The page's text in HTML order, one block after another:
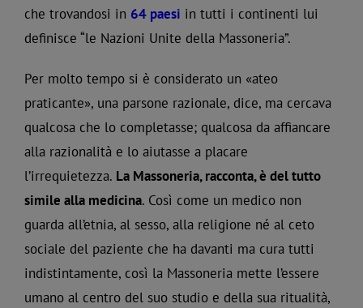
che trovandosi in 64 paesi in tutti i continenti lui
definisce “le Nazioni Unite della Massoneria”.
Per molto tempo si è considerato un «ateo
praticante», una parsone razionale, dice, ma cercava
qualcosa che lo completasse; qualcosa da affiancare
alla razionalità e lo aiutasse a placare
l’irrequietezza. La Massoneria, racconta, è del tutto
simile alla medicina. Così come un medico non
guarda all’etnia, al sesso, alla religione né al ceto
sociale del paziente che ha davanti ma cura tutti
indistintamente, così la Massoneria mette l’essere
umano al centro del suo studio e della sua ritualità,